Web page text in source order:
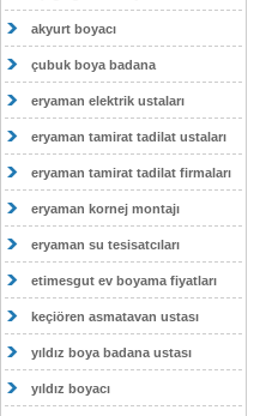
akyurt boyacı
çubuk boya badana
eryaman elektrik ustaları
eryaman tamirat tadilat ustaları
eryaman tamirat tadilat firmaları
eryaman kornej montajı
eryaman su tesisatcıları
etimesgut ev boyama fiyatları
keçiören asmatavan ustası
yıldız boya badana ustası
yıldız boyacı